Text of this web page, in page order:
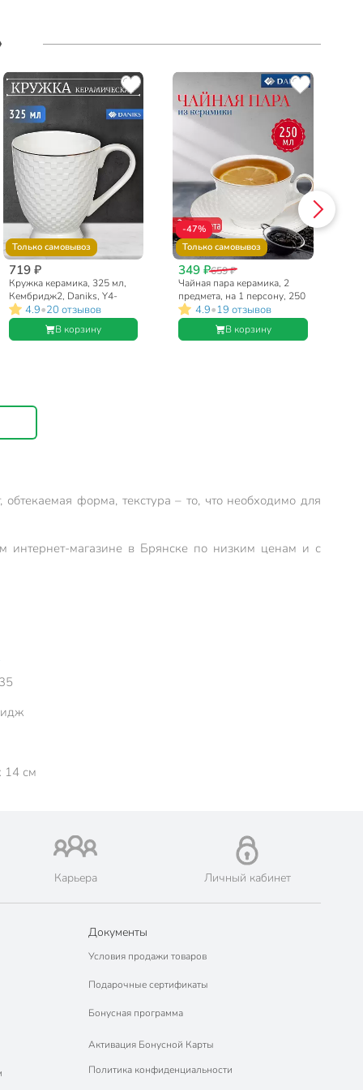
Только самовывоз
719 ₽
Кружка керамика, 325 мл,
Кембридж2, Daniks, Y4-
27334.9•20 отзывов
В корзину
-47%
Только самовывоз
349 ₽659 ₽
Чайная пара керамика, 2
предмета, на 1 персону, 250
мл, Daniks, Кембридж
4.9•19 отзывов
В корзину
форма, текстура – то, что необходимо для
интернет-магазине в Брянске по низким ценам и с
14 см
Карьера Личный кабинет
Документы
Условия продажи товаров
Подарочные сертификаты
Бонусная программа
Активация Бонусной Карты
Политика конфиденциальности